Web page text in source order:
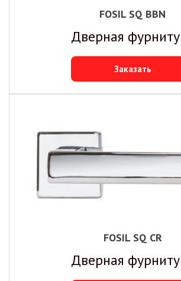
FOSIL SQ BBN
Дверная
Заказать
FOSIL SQ CR
Дверная